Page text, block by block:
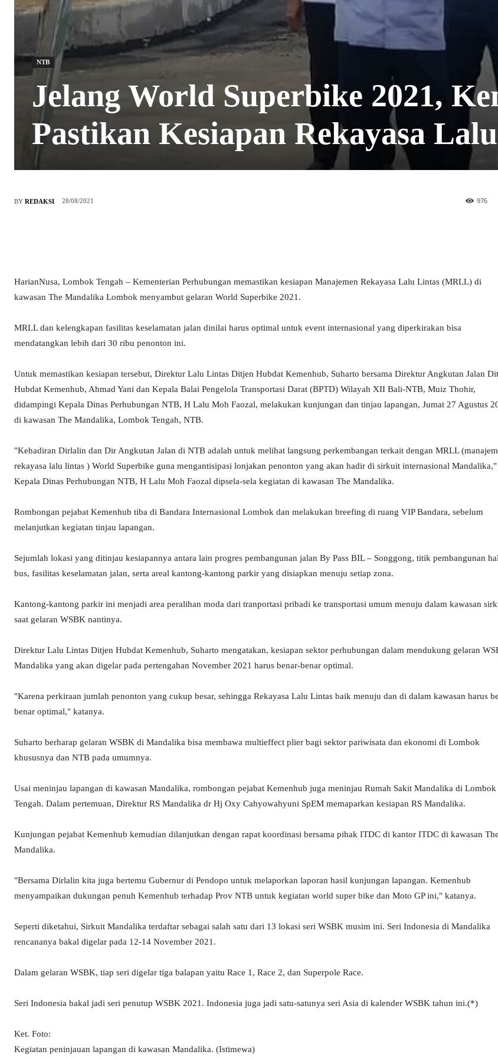
NTB
Jelang World Superbike 2021,
Pastikan Kesiapan Rekayasa
BY REDAKSI 28/08/2021 976
HarianNusa, Lombok Tengah – Kementerian Perhubungan memastikan kesiapan Manajemen Rekayasa Lalu Lintas (MRLL) di
kawasan The Mandalika Lombok menyambut gelaran World Superbike 2021.
MRLL dan kelengkapan fasilitas keselamatan jalan dinilai harus optimal untuk event internasional yang diperkirakan bisa
mendatangkan lebih dari 30 ribu penonton ini.
Untuk memastikan kesiapan tersebut, Direktur Lalu Lintas Ditjen Hubdat Kemenhub, Suharto bersama Direktur Angkutan Jalan
Hubdat Kemenhub, Ahmad Yani dan Kepala Balai Pengelola Transportasi Darat (BPTD) Wilayah XII Bali-NTB, Muiz Thohir,
didampingi Kepala Dinas Perhubungan NTB, H Lalu Moh Faozal, melakukan kunjungan dan tinjau lapangan, Jumat 27 Agustus
di kawasan The Mandalika, Lombok Tengah, NTB.
"Kehadiran Dirlalin dan Dir Angkutan Jalan di NTB adalah untuk melihat langsung perkembangan terkait dengan MRLL
rekayasa lalu lintas ) World Superbike guna mengantisipasi lonjakan penonton yang akan hadir di sirkuit internasional
Kepala Dinas Perhubungan NTB, H Lalu Moh Faozal dipsela-sela kegiatan di kawasan The Mandalika.
Rombongan pejabat Kemenhub tiba di Bandara Internasional Lombok dan melakukan breefing di ruang VIP Bandara, sebelum
melanjutkan kegiatan tinjau lapangan.
Sejumlah lokasi yang ditinjau kesiapannya antara lain progres pembangunan jalan By Pass BIL – Songgong, titik pembangunan
bus, fasilitas keselamatan jalan, serta areal kantong-kantong parkir yang disiapkan menuju setiap zona.
Kantong-kantong parkir ini menjadi area peralihan moda dari tranportasi pribadi ke transportasi umum menuju dalam kawasan
saat gelaran WSBK nantinya.
Direktur Lalu Lintas Ditjen Hubdat Kemenhub, Suharto mengatakan, kesiapan sektor perhubungan dalam mendukung gelaran
Mandalika yang akan digelar pada pertengahan November 2021 harus benar-benar optimal.
"Karena perkiraan jumlah penonton yang cukup besar, sehingga Rekayasa Lalu Lintas baik menuju dan di dalam kawasan harus
benar optimal," katanya.
Suharto berharap gelaran WSBK di Mandalika bisa membawa multieffect plier bagi sektor pariwisata dan ekonomi di Lombok
khususnya dan NTB pada umumnya.
Usai meninjau lapangan di kawasan Mandalika, rombongan pejabat Kemenhub juga meninjau Rumah Sakit Mandalika di Lombok
Tengah. Dalam pertemuan, Direktur RS Mandalika dr Hj Oxy Cahyowahyuni SpEM memaparkan kesiapan RS Mandalika.
Kunjungan pejabat Kemenhub kemudian dilanjutkan dengan rapat koordinasi bersama pihak ITDC di kantor ITDC di kawasan The
Mandalika.
"Bersama Dirlalin kita juga bertemu Gubernur di Pendopo untuk melaporkan laporan hasil kunjungan lapangan. Kemenhub
menyampaikan dukungan penuh Kemenhub terhadap Prov NTB untuk kegiatan world super bike dan Moto GP ini," katanya.
Seperti diketahui, Sirkuit Mandalika terdaftar sebagai salah satu dari 13 lokasi seri WSBK musim ini. Seri Indonesia di Mandalika
rencananya bakal digelar pada 12-14 November 2021.
Dalam gelaran WSBK, tiap seri digelar tiga balapan yaitu Race 1, Race 2, dan Superpole Race.
Seri Indonesia bakal jadi seri penutup WSBK 2021. Indonesia juga jadi satu-satunya seri Asia di kalender WSBK tahun ini.(*)
Ket. Foto:
Kegiatan peninjauan lapangan di kawasan Mandalika. (Istimewa)